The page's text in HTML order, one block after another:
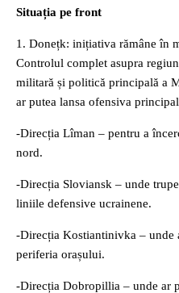
Situația pe front
1. Donețk: inițiativa rămâne în
Controlul complet asupra
militară și politică principală a
ar putea lansa ofensiva
-Direcția Lîman – pentru a
nord.
-Direcția Sloviansk – unde
liniile defensive ucrainene.
-Direcția Kostiantinivka – unde
periferia orașului.
-Direcția Dobropillia – unde ar